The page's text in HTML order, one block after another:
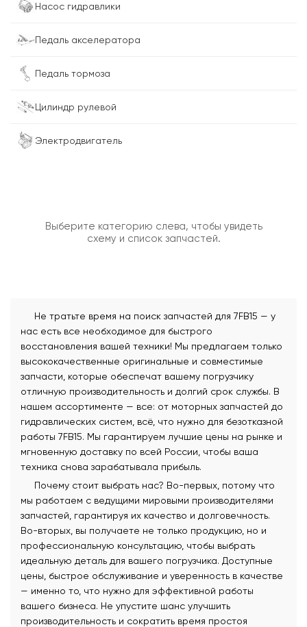
Насос гидравлики
Педаль акселератора
Педаль тормоза
Цилиндр рулевой
Электродвигатель
Выберите категорию слева, чтобы увидеть
схему и список запчастей.
Не тратьте время на поиск запчастей для 7FB15 — у
нас есть все необходимое для быстрого
восстановления вашей техники! Мы предлагаем только
высококачественные оригинальные и совместимые
запчасти, которые обеспечат вашему погрузчику
отличную производительность и долгий срок службы. В
нашем ассортименте — все: от моторных запчастей до
гидравлических систем, всё, что нужно для безотказной
работы 7FB15. Мы гарантируем лучшие цены на рынке и
мгновенную доставку по всей России, чтобы ваша
техника снова зарабатывала прибыль.
Почему стоит выбрать нас? Во-первых, потому что
мы работаем с ведущими мировыми производителями
запчастей, гарантируя их качество и долговечность.
Во-вторых, вы получаете не только продукцию, но и
профессиональную консультацию, чтобы выбрать
идеальную деталь для вашего погрузчика. Доступные
цены, быстрое обслуживание и уверенность в качестве
— именно то, что нужно для эффективной работы
вашего бизнеса. Не упустите шанс улучшить
производительность и сократить время простоя